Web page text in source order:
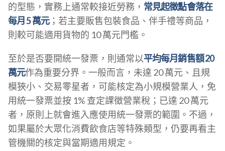
的型態，實務上通常較接近勞務， 常見起徵點會落在
每月 5 萬元；若主要販售包裝食品、伴手禮等商品，
則較可能適用貨物的 10 萬元門檻。
至於是否要開統一發票，則通常以平均每月銷售額 20
萬元作為重要分界。一般而言，未達 20 萬元、且規
模狹小、交易零星者，可能核定為小規模營業人，免
用統一發票並按 1% 查定課徵營業稅；已達 20 萬元
者，原則上就會進入應使用統一發票的範圍。不過，
如果屬於大眾化消費飲食店等特殊類型，仍要再看主
管機關的核定與當期適用規定。